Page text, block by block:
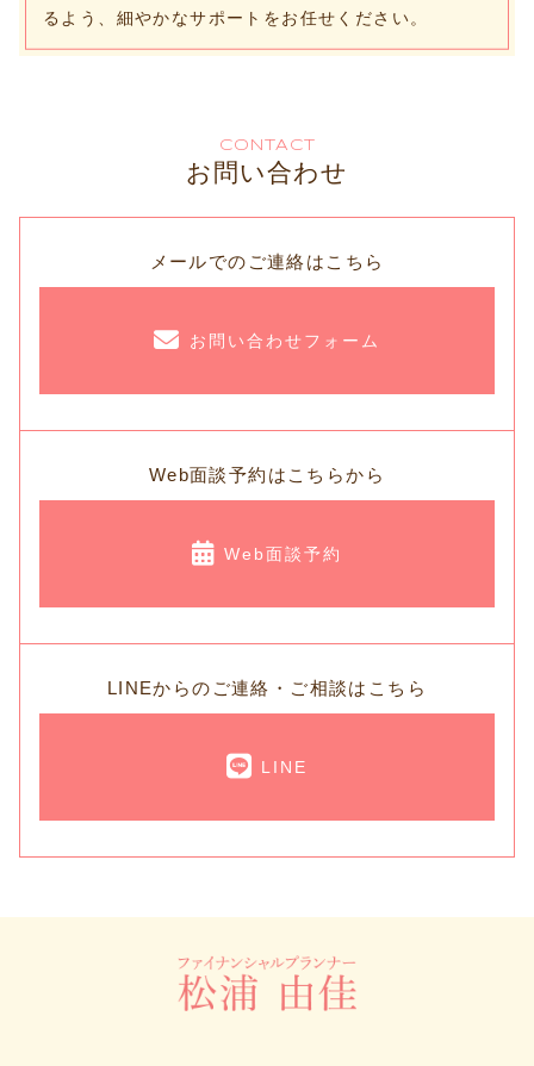
るよう、細やかなサポートをお任せください。
CONTACT
お問い合わせ
メールでのご連絡はこちら
お問い合わせフォーム
Web面談予約はこちらから
Web面談予約
LINEからのご連絡・ご相談はこちら
LINE